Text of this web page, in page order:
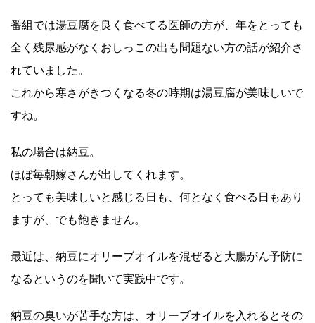
番組では湯豆腐を良く食べてる医師の方が、年をとっても
全く残尿感がなくおしっこの出も問題ない方の話が紹介さ
れていました。
これから寒さがきつくなる冬の時期は湯豆腐が美味しいで
すね。
私の場合は納豆。
ほぼ毎朝嫁さんが出してくれます。
とっても美味しいと感じる日も、何となく食べる日もあり
ますが、でも飽きません。
最近は、納豆にオリーブオイルを混ぜると大腸がん予防に
なるというのを聞いて実践中です。
納豆の臭いが苦手な方は、オリーブオイルを入れるとその